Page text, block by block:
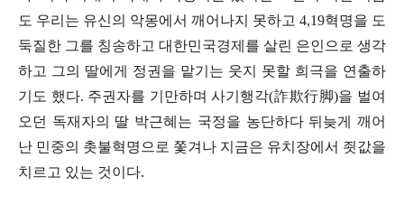
도 우리는 유신의 악몽에서 깨어나지 못하고 4,19혁명을 도
둑질한 그를 칭송하고 대한민국경제를 살린 은인으로 생각
하고 그의 딸에게 정권을 맡기는 웃지 못할 희극을 연출하
기도 했다. 주권자를 기만하며 사기행각(詐欺行脚)을 벌여
오던 독재자의 딸 박근혜는 국정을 농단하다 뒤늦게 깨어
난 민중의 촛불혁명으로 쫓겨나 지금은 유치장에서 죗값을
치르고 있는 것이다.